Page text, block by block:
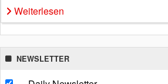
Weiterlesen
NEWSLETTER